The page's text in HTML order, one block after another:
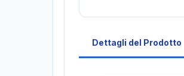
Dettagli del Prodotto